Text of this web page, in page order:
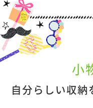
小
自分らしい収